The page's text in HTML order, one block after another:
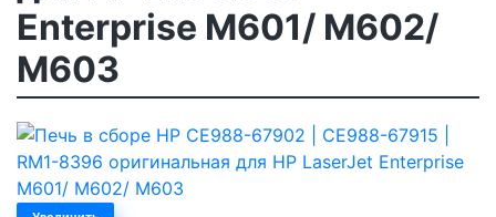
Enterprise M601/ M602/
M603